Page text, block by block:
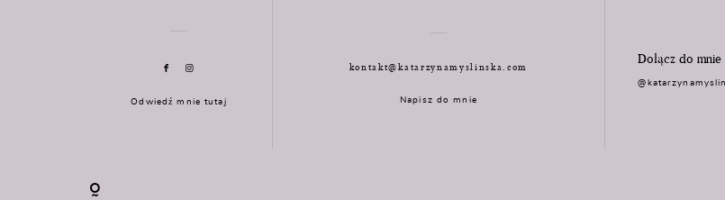
Odwiedź mnie tutaj
kontakt@katarzynamyslinska.com
Napisz do mnie
Dołącz do mnie